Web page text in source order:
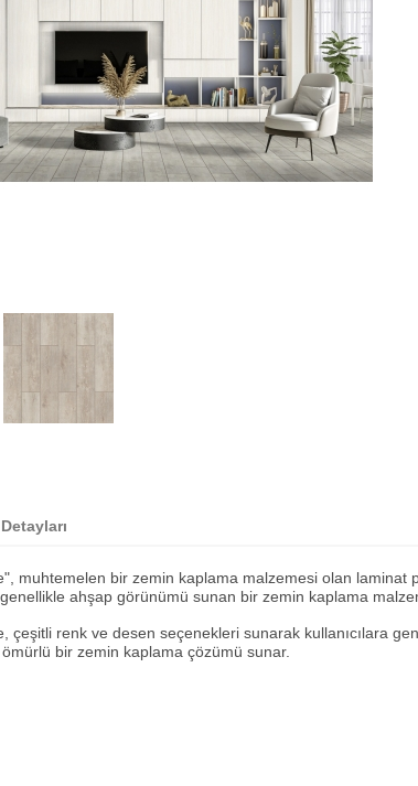
muhtemelen bir zemin kaplama malzemesi olan laminat
ahşap görünümü sunan bir zemin kaplama
çeşitli renk ve desen seçenekleri sunarak kullanıcılara
ömürlü bir zemin kaplama çözümü sunar.